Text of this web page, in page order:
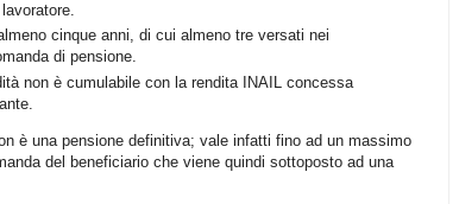
cinque anni, di cui almeno tre versati nei
di pensione.
non è cumulabile con la rendita INAIL concessa
è una pensione definitiva; vale infatti fino ad un massimo
del beneficiario che viene quindi sottoposto ad una